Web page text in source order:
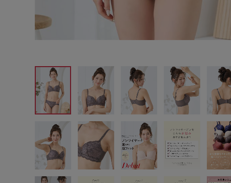
A65
B75 B80
D65 D70
E65 E70
F65 F70 F80
G65 G70 G75
H70